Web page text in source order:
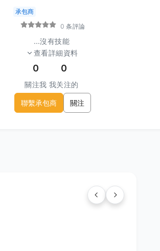
承包商
0 条評論
...沒有技能
查看詳細資料
0
關注我
0
我关注的
聯繫承包商 關注